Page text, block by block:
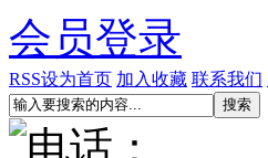
会员登录
RSS设为首页 加入收藏 联系我们